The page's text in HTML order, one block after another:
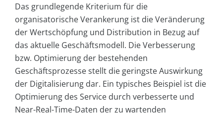
Das grundlegende Kriterium für die
organisatorische Verankerung ist die Veränderung
der Wertschöpfung und Distribution in Bezug auf
das aktuelle Geschäftsmodell. Die Verbesserung
bzw. Optimierung der bestehenden
Geschäftsprozesse stellt die geringste Auswirkung
der Digitalisierung dar. Ein typisches Beispiel ist die
Optimierung des Service durch verbesserte und
Near-Real-Time-Daten der zu wartenden